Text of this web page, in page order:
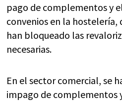
pago de complementos y
convenios en la hostelería,
han bloqueado las
necesarias.
En el sector comercial, se
impago de complementos